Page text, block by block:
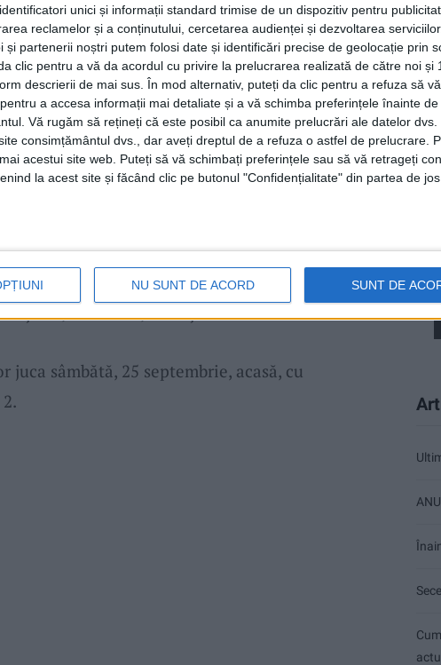
unici și informații standard trimise de un dispozitiv pentru
reclamelor și a conținutului, cercetarea audienței și dezvoltarea
și partenerii noștri putem folosi date și identificări precise de geolocație prin
clic pentru a vă da acordul cu privire la prelucrarea realizată de către noi și
descrierii de mai sus. În mod alternativ, puteți da clic pentru a refuza să
a accesa informații mai detaliate și a vă schimba preferințele înainte de
Vă rugăm să rețineți că este posibil ca anumite prelucrări ale datelor
consimțământul dvs., dar aveți dreptul de a refuza o astfel de prelucrare.
acestui site web. Puteți să vă schimbați preferințele sau să vă retrageți
la acest site și făcând clic pe butonul "Confidențialitate" din partea de
NU SUNT DE ACORD SUNT DE
a noastră, o echipă foarte solidă și
a fost o victorie meritată, am controlat
marcate, am avut încă două situații
consistent și îmi felicit jucătorii pentru
cum trebuie acest meci. Urmează un joc
să-l câștigăm. Trebuie să legăm
poziție”, a declarat
Micu, Fota, Rimovecz, Ion, Bărboianu,
Ndiaye. Rezerve: Zimmermann,
Ciubotaru, Sima și Stăiculescu.
sâmbătă, 25 septembrie, acasă, cu